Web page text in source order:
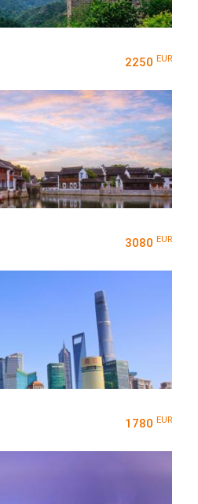
2250 EUR
3080 EUR
1780 EUR